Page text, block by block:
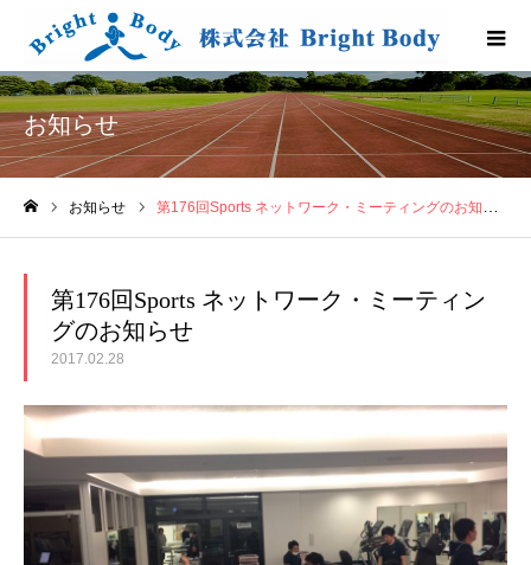
お知らせ
お知らせ 第176回Sports ネットワーク・ミーティングのお知らせ
第176回Sports ネットワーク・ミーティン
グのお知らせ
2017.02.28